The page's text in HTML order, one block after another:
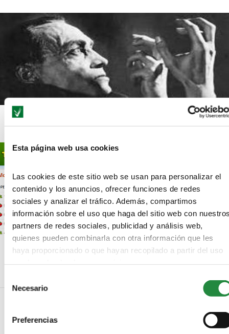
Esta página web usa cookies
Las cookies de este sitio web se usan para personalizar el
contenido y los anuncios, ofrecer funciones de redes
sociales y analizar el tráfico. Además, compartimos
información sobre el uso que haga del sitio web con
partners de redes sociales, publicidad y análisis web,
quienes pueden combinarla con otra información que les
haya proporcionado o que hayan recopilado a partir del uso
Necesario
Preferencias
Iluminación expresionista: de Wegener a Burton (I)
¿Qué es Rotten Tomatoes?